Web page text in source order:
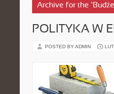
Archive for the
POLITYKA W
POSTED BY ADMIN